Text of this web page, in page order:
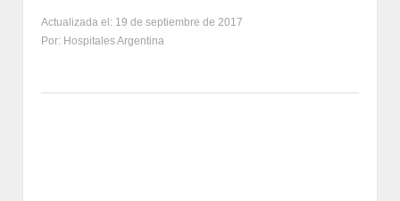
Actualizada el: 19 de septiembre de 2017
Por: Hospitales Argentina